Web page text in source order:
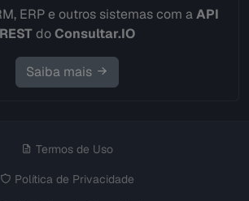
ERP e outros sistemas com aAPI
RESTdoConsultar.IO
Saiba mais
Termos de Uso
Política de Privacidade